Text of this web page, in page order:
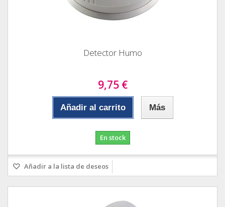
Detector Humo
9,75 €
Añadir al carrito Más
En stock
Añadir a la lista de deseos